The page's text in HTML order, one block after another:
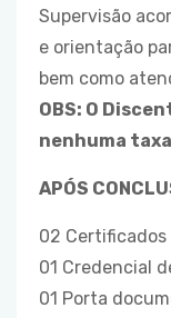
Supervisão
e orientação
bem como
OBS: O
nenhuma
APÓS
02 Certificados
01 Credencial
01 Porta